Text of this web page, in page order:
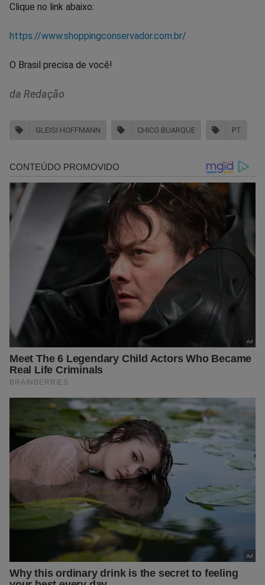
Clique no link abaixo:
https://www.shoppingconservador.com.br/
O Brasil precisa de você!
da Redação
GLEISI HOFFMANN CHICO BUARQUE PT